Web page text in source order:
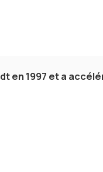
en 1997 et a